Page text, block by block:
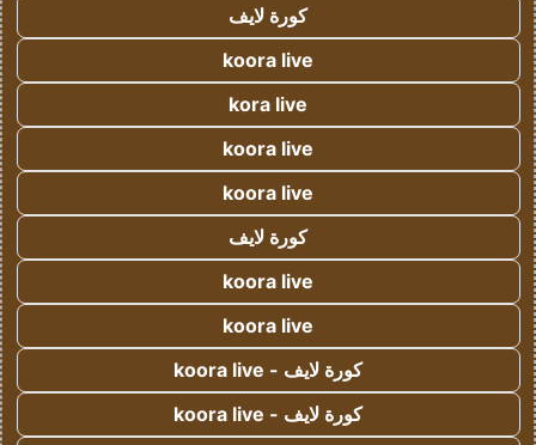
كورة لايف
koora live
kora live
koora live
koora live
كورة لايف
koora live
koora live
كورة لايف - koora live
كورة لايف - koora live